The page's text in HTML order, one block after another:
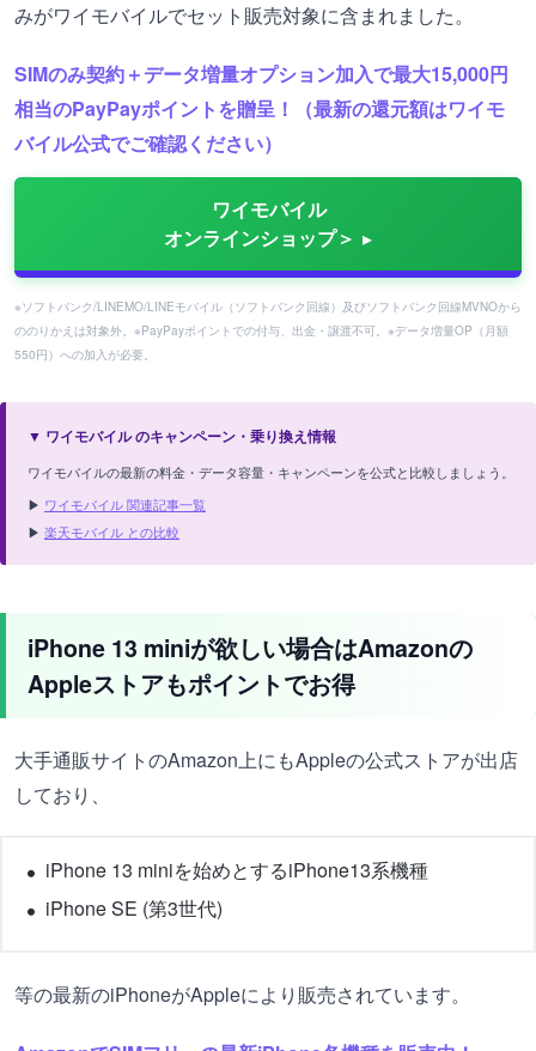
みがワイモバイルでセット販売対象に含まれました。
SIMのみ契約＋データ増量オプション加入で最大15,000円
相当のPayPayポイントを贈呈！（最新の還元額はワイモ
バイル公式でご確認ください）
ワイモバイル
オンラインショップ＞
※ソフトバンク/LINEMO/LINEモバイル（ソフトバンク回線）及びソフトバンク回線MVNOから
ののりかえは対象外。※PayPayポイントでの付与、出金・譲渡不可。※データ増量OP（月額
550円）への加入が必要。
▼ ワイモバイル のキャンペーン・乗り換え情報
ワイモバイルの最新の料金・データ容量・キャンペーンを公式と比較しましょう。
▶ ワイモバイル 関連記事一覧
▶ 楽天モバイル との比較
iPhone 13 miniが欲しい場合はAmazonの
Appleストアもポイントでお得
大手通販サイトのAmazon上にもAppleの公式ストアが出店
しており、
iPhone 13 miniを始めとするiPhone13系機種
iPhone SE (第3世代)
等の最新のiPhoneがAppleにより販売されています。